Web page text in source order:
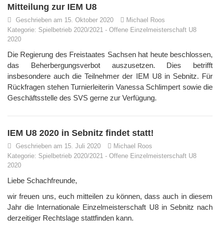
Mitteilung zur IEM U8
Geschrieben am 15. Oktober 2020
Michael Roos
Kategorie: Spielbetrieb 2020/2021 - Offene Einzelmeisterschaft U8
2020
Die Regierung des Freistaates Sachsen hat heute beschlossen,
das Beherbergungsverbot auszusetzen. Dies betrifft
insbesondere auch die Teilnehmer der IEM U8 in Sebnitz. Für
Rückfragen stehen Turnierleiterin Vanessa Schlimpert sowie die
Geschäftsstelle des SVS gerne zur Verfügung.
IEM U8 2020 in Sebnitz findet statt!
Geschrieben am 15. Juli 2020
Michael Roos
Kategorie: Spielbetrieb 2020/2021 - Offene Einzelmeisterschaft U8
2020
Liebe Schachfreunde,
wir freuen uns, euch mitteilen zu können, dass auch in diesem
Jahr die Internationale Einzelmeisterschaft U8 in Sebnitz nach
derzeitiger Rechtslage stattfinden kann.